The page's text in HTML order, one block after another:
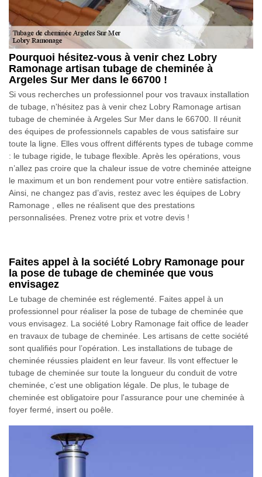
Pourquoi hésitez-vous à venir chez Lobry
Ramonage artisan tubage de cheminée à
Argeles Sur Mer dans le 66700 !
Si vous recherches un professionnel pour vos travaux installation
de tubage, n'hésitez pas à venir chez Lobry Ramonage artisan
tubage de cheminée à Argeles Sur Mer dans le 66700. Il réunit
des équipes de professionnels capables de vous satisfaire sur
toute la ligne. Elles vous offrent différents types de tubage comme
: le tubage rigide, le tubage flexible. Après les opérations, vous
n’allez pas croire que la chaleur issue de votre cheminée atteigne
le maximum et un bon rendement pour votre entière satisfaction.
Ainsi, ne changez pas d’avis, restez avec les équipes de Lobry
Ramonage , elles ne réalisent que des prestations
personnalisées. Prenez votre prix et votre devis !
Faites appel à la société Lobry Ramonage pour
la pose de tubage de cheminée que vous
envisagez
Le tubage de cheminée est réglementé. Faites appel à un
professionnel pour réaliser la pose de tubage de cheminée que
vous envisagez. La société Lobry Ramonage fait office de leader
en travaux de tubage de cheminée. Les artisans de cette société
sont qualifiés pour l’opération. Les installations de tubage de
cheminée réussies plaident en leur faveur. Ils vont effectuer le
tubage de cheminée sur toute la longueur du conduit de votre
cheminée, c’est une obligation légale. De plus, le tubage de
cheminée est obligatoire pour l'assurance pour une cheminée à
foyer fermé, insert ou poêle.